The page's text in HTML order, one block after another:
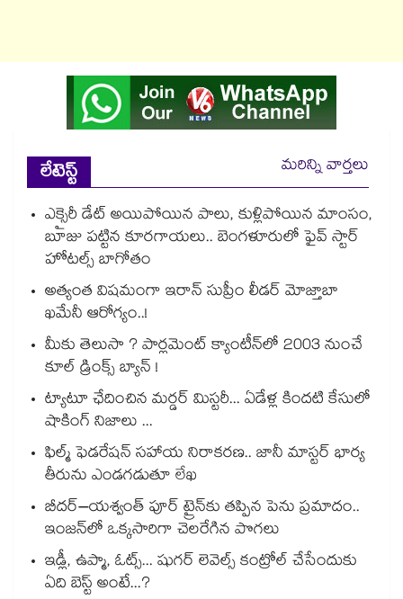
లేటెస్ట్
మరిన్ని వార్తలు
ఎక్సైరీ డేట్ అయిపోయిన పాలు, కుళ్లిపోయిన మాంసం,
బూజు పట్టిన కూరగాయలు.. బెంగళూరులో ఫైవ్ స్టార్
హోటల్స్ బాగోతం
అత్యంత విషమంగా ఇరాన్ సుప్రీం లీడర్ మోజ్తాబా
ఖమేనీ ఆరోగ్యం..!
మీకు తెలుసా ? పార్లమెంట్ క్యాంటీన్⁪లో 2003 నుంచే
కూల్ డ్రింక్స్ బ్యాన్ !
ట్యాటూ ఛేదించిన మర్డర్ మిస్టరీ... ఏడేళ్ల కిందటి కేసులో
షాకింగ్ నిజాలు ...
ఫిల్మ్ ఫెడరేషన్ సహాయ నిరాకరణ.. జానీ మాస్టర్ భార్య
తీరును ఎండగడుతూ లేఖ
బీదర్–యశ్వంత్ పూర్ ట్రైన్‎కు తప్పిన పెను ప్రమాదం..
ఇంజన్‎లో ఒక్కసారిగా చెలరేగిన పొగలు
ఇడ్లీ, ఉప్మా, ఓట్స్... షుగర్ లెవెల్స్ కంట్రోల్ చేసేందుకు
ఏది బెస్ట్ అంటే...?